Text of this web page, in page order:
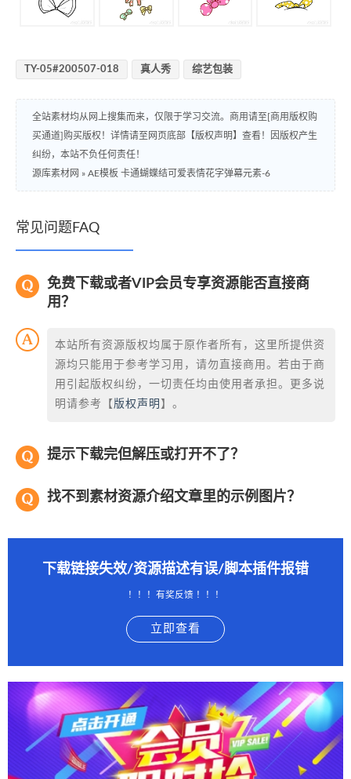
TY-05#200507-018 真人秀 综艺包装
全站素材均从网上搜集而来，仅限于学习交流。商用请至[商用版权购
买通道]购买版权！详情请至网页底部【版权声明】查看！因版权产生
纠纷，本站不负任何责任！
源库素材网 » AE模板 卡通蝴蝶结可爱表情花字弹幕元素-6
常见问题FAQ
免费下载或者VIP会员专享资源能否直接商
用？
本站所有资源版权均属于原作者所有，这里所提供资
源均只能用于参考学习用，请勿直接商用。若由于商
用引起版权纠纷，一切责任均由使用者承担。更多说
明请参考【 版权声明 】。
提示下载完但解压或打开不了？
找不到素材资源介绍文章里的示例图片？
下载链接失效/资源描述有误/脚本插件报错
！！！有奖反馈 ！！！
立即查看